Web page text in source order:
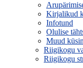
Kirjalikud
Infotund
Olulise
Muud
Riigikogu
Riigikogu